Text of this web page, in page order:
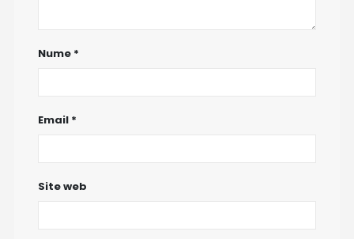
Nume *
Email *
Site web